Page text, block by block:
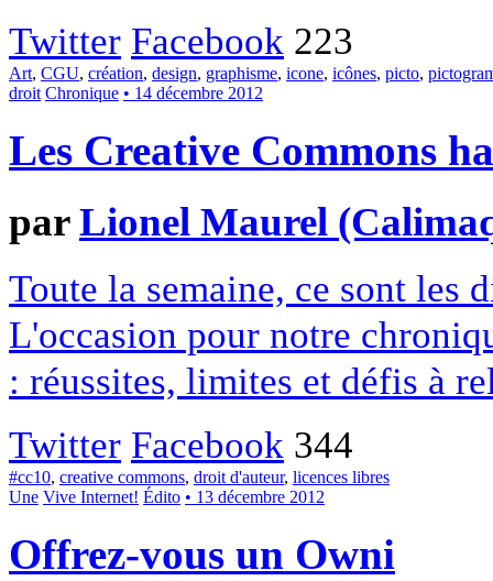
Twitter Facebook 223
Art, CGU, création, design, graphisme, icone, icônes, picto,
droit Chronique • 14 décembre 2012
Les Creative Commons
parLionel Maurel
Toute la semaine, ce sont les
L'occasion pour notre
: réussites, limites et défis à
Twitter Facebook 344
#cc10, creative commons, droit d'auteur, licences libres
Une Vive Internet! Édito • 13 décembre 2012
Offrez-vous un Owni